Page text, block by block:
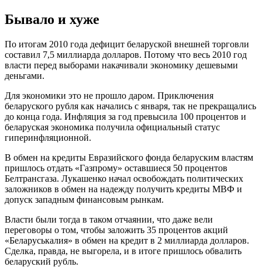
Бывало и хуже
По итогам 2010 года дефицит беларуской внешней торговли
составил 7,5 миллиарда долларов. Потому что весь 2010 год
власти перед выборами накачивали экономику дешевыми
деньгами.
Для экономики это не прошло даром. Приключения
беларуского рубля как начались с января, так не прекращались
до конца года. Инфляция за год превысила 100 процентов и
беларуская экономика получила официальный статус
гиперинфляционной.
В обмен на кредиты Евразийского фонда беларуским властям
пришлось отдать «Газпрому» оставшиеся 50 процентов
Белтрансгаза. Лукашенко начал освобождать политических
заложников в обмен на надежду получить кредиты МВФ и
допуск западным финансовым рынкам.
Власти были тогда в таком отчаянии, что даже вели
переговоры о том, чтобы заложить 35 процентов акций
«Беларуськалия» в обмен на кредит в 2 миллиарда долларов.
Сделка, правда, не выгорела, и в итоге пришлось обвалить
беларуский рубль.